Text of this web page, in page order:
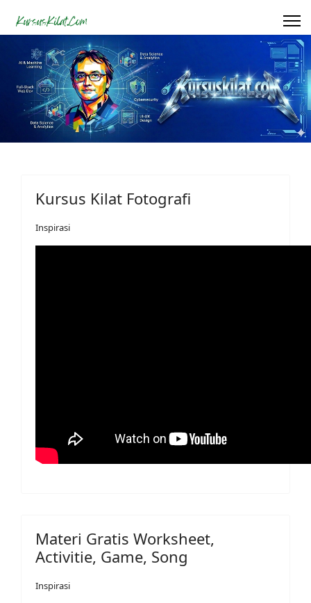
Kursus Kilat Fotografi
Inspirasi
Materi Gratis Worksheet,
Activitie, Game, Song
Inspirasi